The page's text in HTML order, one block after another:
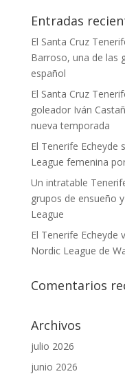
Entradas
El Santa Cruz
Barroso, una de las
español
El Santa Cruz
goleador Iván
nueva temporada
El Tenerife Echeyde
League femenina
Un intratable
grupos de ensueño
League
El Tenerife Echeyde
Nordic League de
Comentarios
Archivos
julio 2026
junio 2026